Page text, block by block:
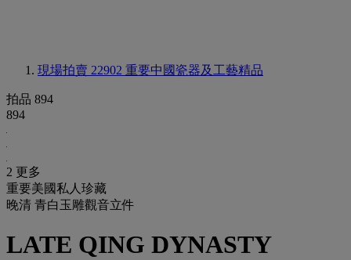
現場拍賣 22902 重要中國瓷器及工藝精品
拍品 894
894
2 更多
重要美國私人珍藏
晚清 青白玉雕觀音立件
LATE QING DYNASTY